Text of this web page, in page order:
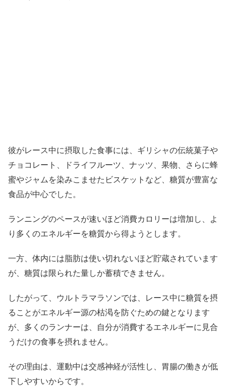
彼がレース中に摂取した食事には、ギリシャの伝統菓子や
チョコレート、ドライフルーツ、ナッツ、果物、さらに蜂
蜜やジャムを染みこませたビスケットなど、糖質が豊富な
食品が中心でした。
ランニングのペースが速いほど消費カロリーは増加し、よ
り多くのエネルギーを糖質から得ようとします。
一方、体内には脂肪は使い切れないほど貯蔵されています
が、糖質は限られた量しか蓄積できません。
したがって、ウルトラマラソンでは、レース中に糖質を摂
ることがエネルギー源の枯渇を防ぐための鍵となります
が、多くのランナーは、自分が消費するエネルギーに見合
うだけの食事を摂れません。
その理由は、運動中は交感神経が活性し、胃腸の働きが低
下しやすいからです。